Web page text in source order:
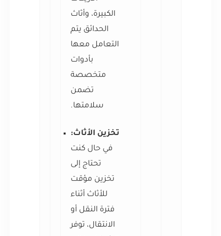
الكبيرة، وأثاث
الحدائق يتم
التعامل معها
بأدوات
متخصصة
تضمن
سلامتها.
تخزين الأثاث:
في حال كنت
تحتاج إلى
تخزين مؤقت
للأثاث أثناء
فترة النقل أو
الانتقال، توفر